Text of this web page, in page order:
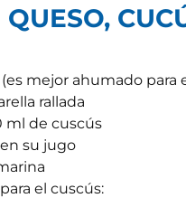
mejor ahumado para
rallada
ml de cuscús
su jugo
el cuscús: